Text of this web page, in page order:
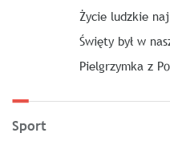
Życie ludzkie
Święty był w
Pielgrzymka z
Sport